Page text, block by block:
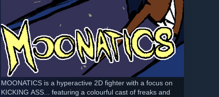
MOONATICS is a hyperactive 2D fighter with a focus on
KICKING ASS... featuring a colourful cast of freaks and